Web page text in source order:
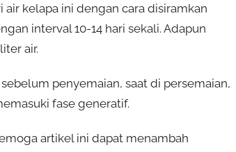
kelapa ini dengan cara disiramkan
interval 10-14 hari sekali. Adapun
air.
penyemaian, saat di persemaian,
fase generatif.
artikel ini dapat menambah